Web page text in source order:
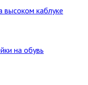
высоком каблуке
на обувь